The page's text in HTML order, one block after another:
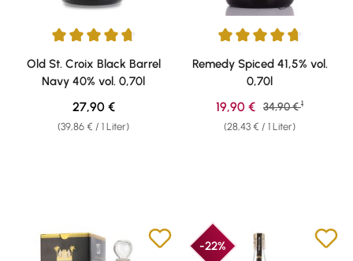
Durchschnittliche Bewertung von 4.83 von 5 Sternen
Old St. Croix Black Barrel
Navy 40% vol. 0,70l
(39,86 € / 1 Liter)
Regulärer Preis:
27,90 €
Durchschnittliche Bewertung
Remedy Spiced 41,5% vol.
0,70l
(28,43 € / 1 Liter)
Verkaufspreis:
19,90 € Regulärer Preis:
34,90 € 1
-22%